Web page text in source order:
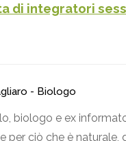
di integratori
- Biologo
biologo e ex
per ciò che è naturale,